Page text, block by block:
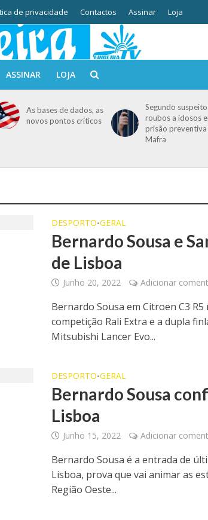
de privacidade Contactos Assinar Loja
ASSINAR LOJA
As bases de dados, as
novos pontos críticos
Segundo
roubos a idosos
prisão preventiva
Mafra
DESPORTO•GERAL
Bernardo Sousa e
de Lisboa
Junho 20, 2022 Adicionar
Bernardo Sousa em Citroen C3
competição Rali Extra e a dupla
Mitsubishi Lancer Evo...
DESPORTO•GERAL
Bernardo Sousa
Lisboa
Junho 15, 2022 Adicionar
Bernardo Sousa é a entrada de
Lisboa, prova que vai animar as
Região Oeste...